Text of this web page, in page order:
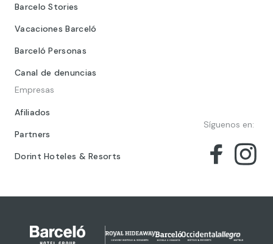
Barcelo Stories
Vacaciones Barceló
Barceló Personas
Canal de denuncias
Empresas
Afiliados
Partners
Dorint Hoteles & Resorts
Síguenos en: